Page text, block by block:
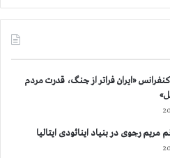
«ایران فراتر از جنگ، قدرت مردم
مریم رجوی در بنیاد اینائودی ایتالیا